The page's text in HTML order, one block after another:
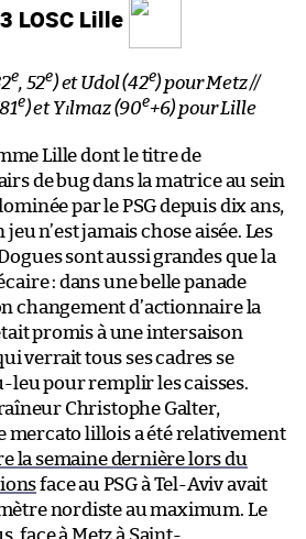
LOSC Lille
e, 52e) et Udol (42e) pour Metz //
e) et Yılmaz (90e+6) pour Lille
Lille dont le titre de
de bug dans la matrice au sein
par le PSG depuis dix ans,
n’est jamais chose aisée. Les
sont aussi grandes que la
: dans une belle panade
changement d’actionnaire la
promis à une intersaison
verrait tous ses cadres se
leu pour remplir les caisses.
Christophe Galter,
mercato lillois a été relativement
la semaine dernière lors du
face au PSG à Tel-Aviv avait
nordiste au maximum. Le
face à Metz à Saint-